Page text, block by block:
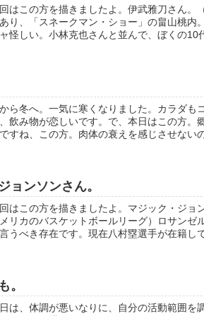
はこの方を描きましたよ。伊武雅刀さん。
り、「スネークマン・ショー」の畠山桃内
怪しい。小林克也さんと並んで、ぼくの10
ら冬へ。一気に寒くなりました。カラダも
飲み物が恋しいです。で、本日はこの方。
すね、この方。肉体の衰えを感じさせない
ョンソンさん。
はこの方を描きましたよ。マジック・ジョ
リカのバスケットボールリーグ）ロサンゼ
うべき存在です。現在八村塁選手が在籍して
。
は、体調が悪いなりに、自分の活動範囲を